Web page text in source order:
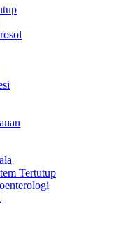
Tertutup